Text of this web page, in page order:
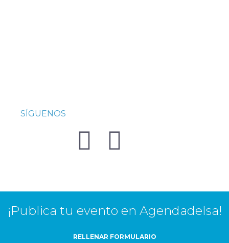
SÍGUENOS
¡Publica tu evento en AgendadeIsa!
RELLENAR FORMULARIO